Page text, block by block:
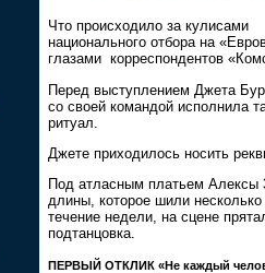
Что происходило за кулисами
национального отбора на
глазами корреспондентов
Перед выступлением Джета
со своей командой исполнила
ритуал.
Джете приходилось носить
Под атласным платьем Алексы
длины, которое шили несколько
течение недели, на сцене
подтанцовка.
ПЕРВЫЙ ОТКЛИК «Не каждый